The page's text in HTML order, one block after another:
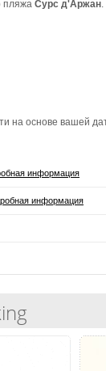
пляжа Сурс д'Аржан.
на основе вашей
информация
информация